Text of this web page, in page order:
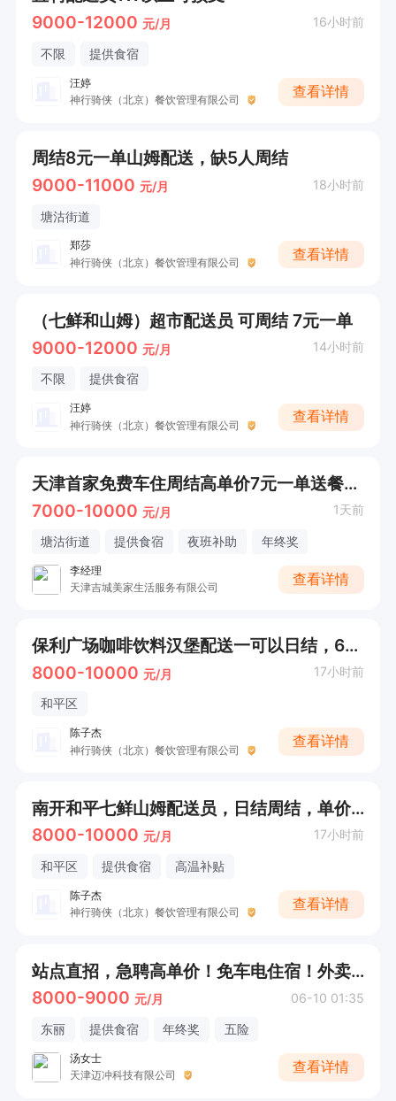
9000-12000 元/月 16小时前
不限 提供食宿
汪婷
神行骑侠（北京）餐饮管理有限公司
查看详情
周结8元一单山姆配送，缺5人周结
9000-11000 元/月 18小时前
塘沽街道
郑莎
神行骑侠（北京）餐饮管理有限公司
查看详情
（七鲜和山姆）超市配送员 可周结 7元一单
9000-12000 元/月 14小时前
不限 提供食宿
汪婷
神行骑侠（北京）餐饮管理有限公司
查看详情
天津首家免费车住周结高单价7元一单送餐包车装备免费
7000-10000 元/月 1天前
塘沽街道 提供食宿 夜班补助 年终奖
李经理
天津吉城美家生活服务有限公司
查看详情
保利广场咖啡饮料汉堡配送一可以日结，6元单价，一天打底收入300-400
8000-10000 元/月 17小时前
和平区
陈子杰
神行骑侠（北京）餐饮管理有限公司
查看详情
南开和平七鲜山姆配送员，日结周结，单价8元
8000-10000 元/月 17小时前
和平区 提供食宿 高温补贴
陈子杰
神行骑侠（北京）餐饮管理有限公司
查看详情
站点直招，急聘高单价！免车电住宿！外卖骑手
8000-9000 元/月 06-10 01:35
东丽 提供食宿 年终奖 五险
汤女士
天津迈冲科技有限公司
查看详情